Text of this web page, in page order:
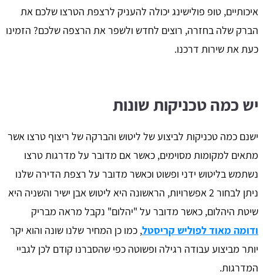
איכותיים, טופ פולישינג יכולה להעניק לרצפת הטרצו שלכם את
הברק שלה בחזרה, רוצים לחדש ולשפר את הרצפה שלכם? הזמינו
כעת את שירות דרכנו.
יש כמה טכניקות שונות
ישנם כמה טכניקות לביצוע של ליטוש והברקה של ריצוף טרצו אשר
מתאים למקומות מסוימים, כאשר אם מדובר על מדרגות טרצו
נשתמש בליטוש ידני ופשוט וכאשר מדובר על רצפת הדירה שלנו
ניתן לבחור 2 אפשרויות, הראשונה היא ליטוש אבן ישיר והשניה היא
שיטת היהלום, כאשר מדובר על "יהלום" נקבל מראה מבריק
ודומה מאוד לפוליש קריסטל, כמו כן המחיר שלנו שונה והוא יקר
יותר מביצוע עבודה רגילה ופשוטה כפי שהסברנו קודם לכן לגביי
המדרגות.